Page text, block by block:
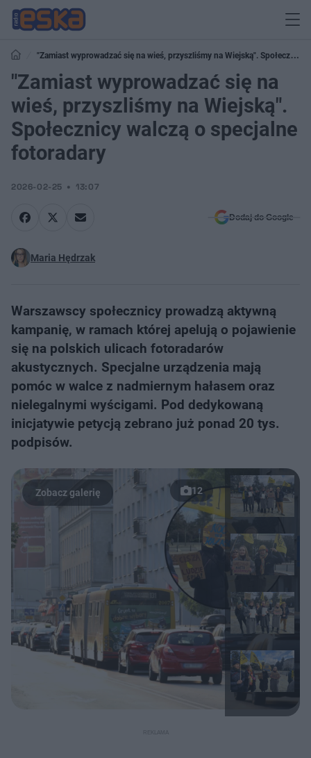
"Zamiast wyprowadzać się na wieś, przyszliśmy na Wiejską". Społecznicy
walczą o specjalne fotoradary
"Zamiast wyprowadzać się na
wieś, przyszliśmy na Wiejską".
Społecznicy walczą o specjalne
fotoradary
2026-02-25 13:07
Dodaj do Google
Maria Hędrzak
Warszawscy społecznicy prowadzą aktywną
kampanię, w ramach której apelują o pojawienie
się na polskich ulicach fotoradarów
akustycznych. Specjalne urządzenia mają
pomóc w walce z nadmiernym hałasem oraz
nielegalnymi wyścigami. Pod dedykowaną
inicjatywie petycją zebrano już ponad 20 tys.
podpisów.
12